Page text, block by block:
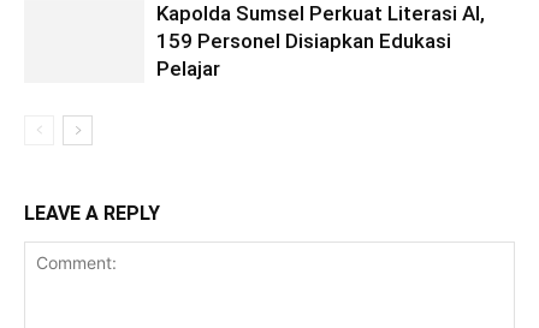
Kapolda Sumsel Perkuat Literasi AI,
159 Personel Disiapkan Edukasi
Pelajar
LEAVE A REPLY